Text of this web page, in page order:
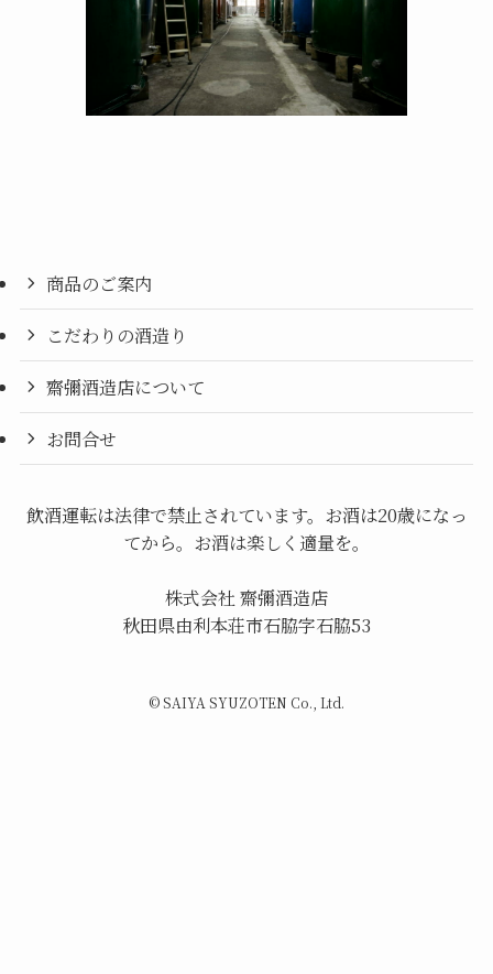
商品のご案内
こだわりの酒造り
齋彌酒造店について
お問合せ
飲酒運転は法律で禁止されています。お酒は20歳になっ
てから。お酒は楽しく適量を。
株式会社 齋彌酒造店
秋田県由利本荘市石脇字石脇53
©SAIYA SYUZOTEN Co., Ltd.